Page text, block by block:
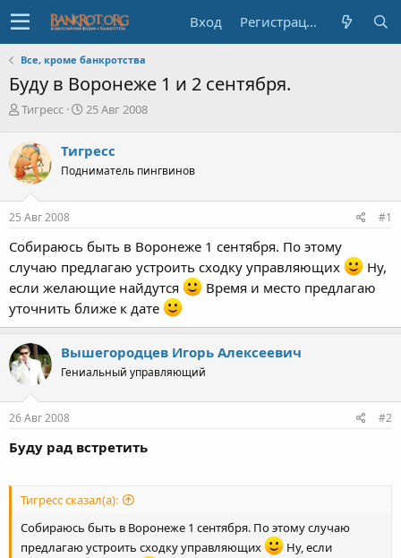
Вход Регистрация
Все, кроме банкротства
Буду в Воронеже 1 и 2 сентября.
А
т
о
р
т
е
м
ы
Тигресс
Д
а
н
ч
л
а
25 Авг 2008
Тигресс
Подниматель пингвинов
25 Авг 2008 #1
Собираюсь быть в Воронеже 1 сентября. По этому
случаю предлагаю устроить сходку управляющих
Ну,
если желающие найдутся
Время и место предлагаю
уточнить ближе к дате
Вышегородцев Игорь Алексеевич
Гениальный управляющий
26 Авг 2008 #2
Буду рад встретить
Тигресс сказал(а):
Собираюсь быть в Воронеже 1 сентября. По этому случаю
предлагаю устроить сходку управляющих
Ну, если